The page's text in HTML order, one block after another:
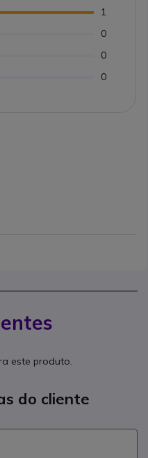
1
0
0
0
este produto.
do cliente